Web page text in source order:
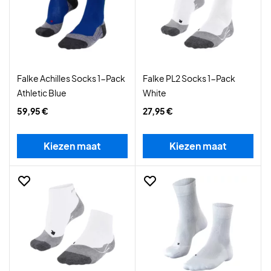
Falke Achilles Socks 1-Pack
Athletic Blue
59,95 €
Kiezen maat
Falke PL2 Socks 1-Pack
White
27,95 €
Kiezen maat